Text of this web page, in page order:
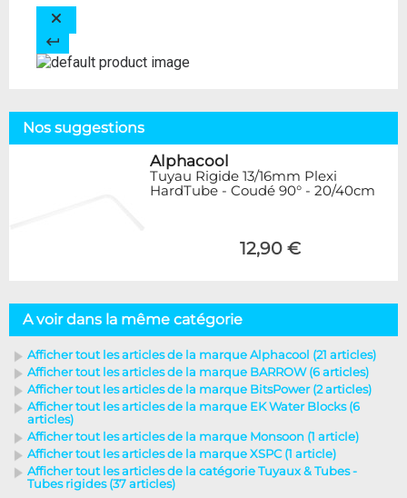
Nos suggestions
Alphacool
Tuyau Rigide 13/16mm Plexi
HardTube - Coudé 90° - 20/40cm
12,90 €
A voir dans la même catégorie
Afficher tout les articles de la marque Alphacool (21 articles)
Afficher tout les articles de la marque BARROW (6 articles)
Afficher tout les articles de la marque BitsPower (2 articles)
Afficher tout les articles de la marque EK Water Blocks (6
articles)
Afficher tout les articles de la marque Monsoon (1 article)
Afficher tout les articles de la marque XSPC (1 article)
Afficher tout les articles de la catégorie Tuyaux & Tubes -
Tubes rigides (37 articles)